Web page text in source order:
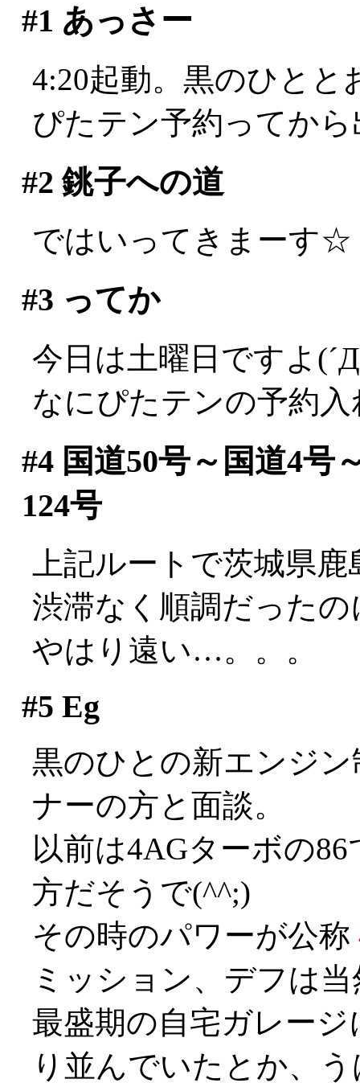
#1 あっさー
4:20起動。黒のひとと
ぴたテン予約ってから
#2 銚子への道
ではいってきまーす☆
#3 ってか
今日は土曜日ですよ
なにぴたテンの予約
#4国道50号～国道4号
124号
上記ルートで茨城県
渋滞なく順調だった
やはり遠い…。。。
#5 Eg
黒のひとの新エンジ
ナーの方と面談。
以前は4AGターボの
方だそうで(^^;)
その時のパワーが公称
ミッション、デフは
最盛期の自宅ガレー
り並んでいたとか、